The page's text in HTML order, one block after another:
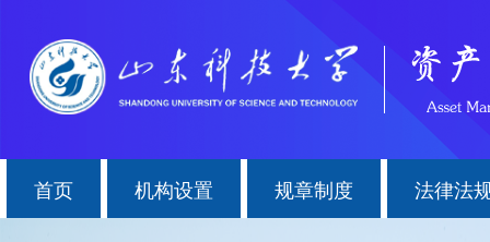
首页 机构设置 规章制度 法律法